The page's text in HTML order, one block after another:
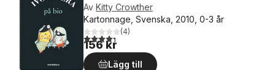
Av Kitty Crowther
Kartonnage, Svenska, 2010, 0-3 år
4,3utav 5 stjärnor. Totalt antal röster:
(4)
156 kr
Lägg till